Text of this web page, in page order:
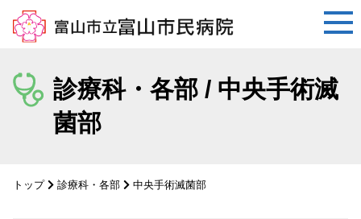
診療科・各部 / 中央手術滅
菌部
トップ 診療科・各部 中央手術滅菌部